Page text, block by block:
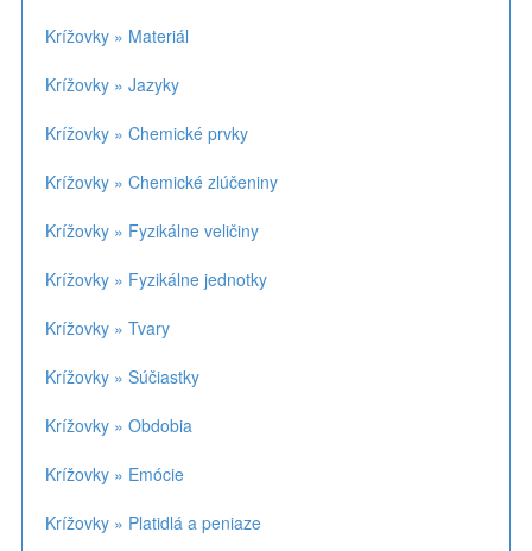
Krížovky » Materiál
Krížovky » Jazyky
Krížovky » Chemické prvky
Krížovky » Chemické zlúčeniny
Krížovky » Fyzikálne veličiny
Krížovky » Fyzikálne jednotky
Krížovky » Tvary
Krížovky » Súčiastky
Krížovky » Obdobia
Krížovky » Emócie
Krížovky » Platidlá a peniaze